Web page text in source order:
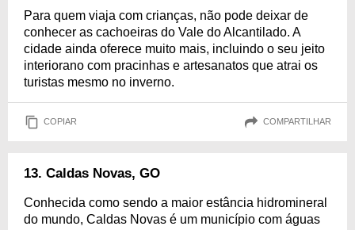
Para quem viaja com crianças, não pode deixar de
conhecer as cachoeiras do Vale do Alcantilado. A
cidade ainda oferece muito mais, incluindo o seu jeito
interiorano com pracinhas e artesanatos que atrai os
turistas mesmo no inverno.
COPIAR COMPARTILHAR
13. Caldas Novas, GO
Conhecida como sendo a maior estância hidromineral
do mundo, Caldas Novas é um município com águas